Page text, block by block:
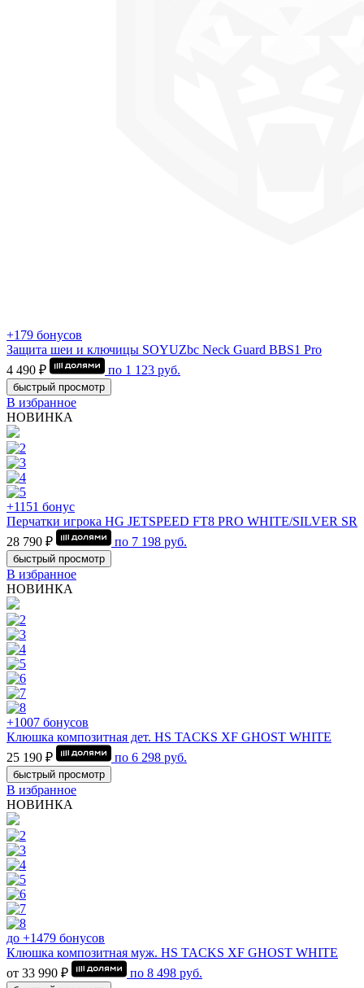
+179 бонусов
Защита шеи и ключицы SOYUZbc Neck Guard BBS1 Pro
4 490 ₽
по 1 123 руб.
быстрый просмотр
В избранное
НОВИНКА
+1151 бонус
Перчатки игрока HG JETSPEED FT8 PRO WHITE/SILVER SR
28 790 ₽
по 7 198 руб.
быстрый просмотр
В избранное
НОВИНКА
+1007 бонусов
Клюшка композитная дет. HS TACKS XF GHOST WHITE
25 190 ₽
по 6 298 руб.
быстрый просмотр
В избранное
НОВИНКА
до +1479 бонусов
Клюшка композитная муж. HS TACKS XF GHOST WHITE
от 33 990 ₽
по 8 498 руб.